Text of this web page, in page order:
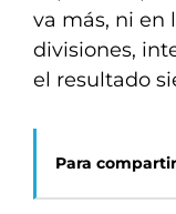
va más, ni en
divisiones,
el resultado
Para